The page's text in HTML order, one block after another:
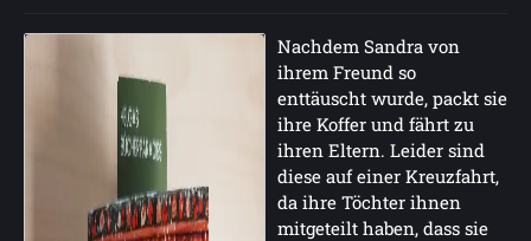
Nachdem Sandra von
ihrem Freund so
enttäuscht wurde, packt sie
ihre Koffer und fährt zu
ihren Eltern. Leider sind
diese auf einer Kreuzfahrt,
da ihre Töchter ihnen
mitgeteilt haben, dass sie